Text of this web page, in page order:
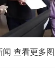
闻 查看更多